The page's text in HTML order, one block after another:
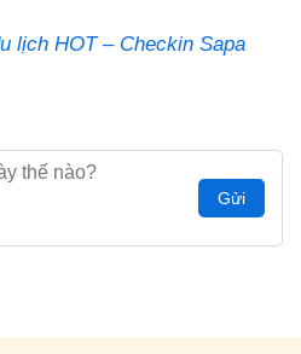
lịch HOT – Checkin Sapa
Gửi